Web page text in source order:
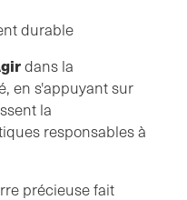
durable
dans la
en s'appuyant sur
la
responsables à
précieuse fait